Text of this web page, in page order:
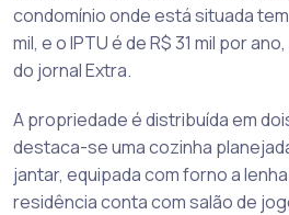
condomínio onde está situada
mil, e o IPTU é de R$ 31 mil por
do jornal Extra.
A propriedade é distribuída em
destaca-se uma cozinha
jantar, equipada com forno a
residência conta com salão de